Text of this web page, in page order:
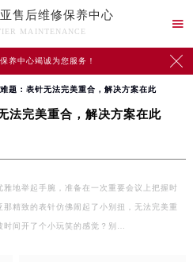
售后维修保养中心
MAINTENANCE

养中心竭诚为您服务！ 
题：表针无法完美重合，解决方案在此
法完美重合，解决方案在此
雅地举起手腕，准备在一次重要会议上把握时
那精致的表针仿佛闹起了小别扭，无法完美重
时间开了个小玩笑的感觉？别…